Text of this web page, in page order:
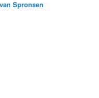
Spronsen